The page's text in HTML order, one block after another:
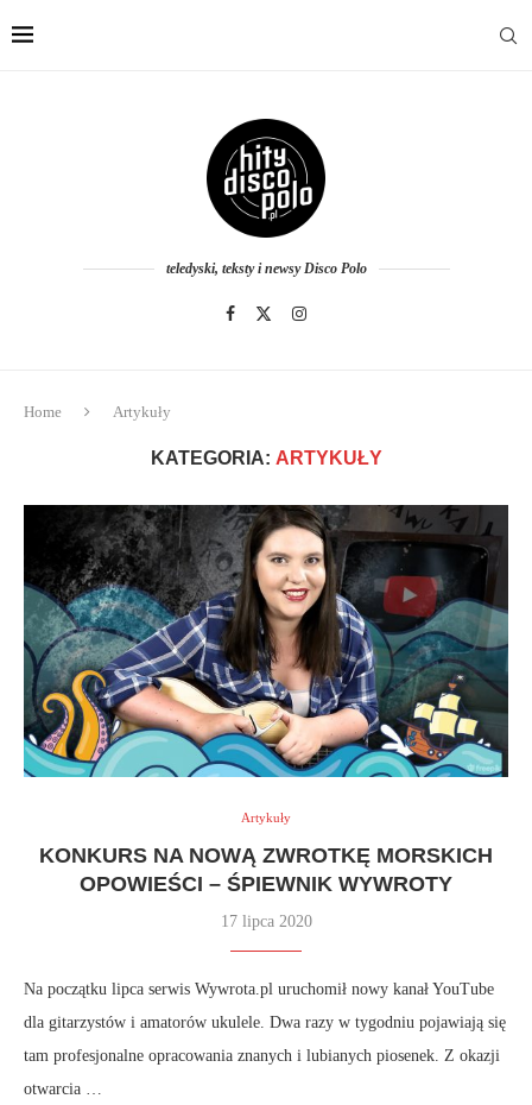
teledyski, teksty i newsy Disco Polo
Home Artykuły
KATEGORIA: ARTYKUŁY
Artykuły
KONKURS NA NOWĄ ZWROTKĘ MORSKICH
OPOWIEŚCI – ŚPIEWNIK WYWROTY
17 lipca 2020
Na początku lipca serwis Wywrota.pl uruchomił nowy kanał YouTube
dla gitarzystów i amatorów ukulele. Dwa razy w tygodniu pojawiają się
tam profesjonalne opracowania znanych i lubianych piosenek. Z okazji
otwarcia …